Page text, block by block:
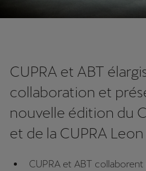
CUPRA et ABT
collaboration et
nouvelle édition du
et de la CUPRA Leon
CUPRA et ABT